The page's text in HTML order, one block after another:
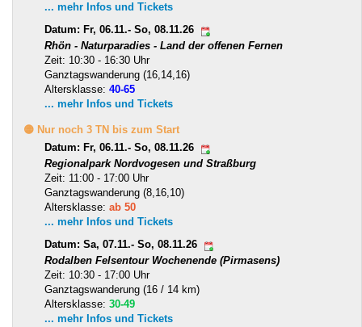
... mehr Infos und Tickets
Datum: Fr, 06.11.- So, 08.11.26
Rhön - Naturparadies - Land der offenen Fernen
Zeit: 10:30 - 16:30 Uhr
Ganztagswanderung (16,14,16)
Altersklasse: 40-65
... mehr Infos und Tickets
🟡 Nur noch 3 TN bis zum Start
Datum: Fr, 06.11.- So, 08.11.26
Regionalpark Nordvogesen und Straßburg
Zeit: 11:00 - 17:00 Uhr
Ganztagswanderung (8,16,10)
Altersklasse: ab 50
... mehr Infos und Tickets
Datum: Sa, 07.11.- So, 08.11.26
Rodalben Felsentour Wochenende (Pirmasens)
Zeit: 10:30 - 17:00 Uhr
Ganztagswanderung (16 / 14 km)
Altersklasse: 30-49
... mehr Infos und Tickets